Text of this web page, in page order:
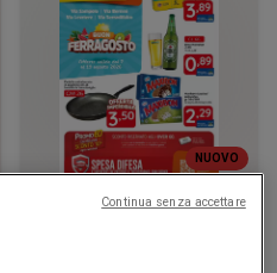
NUOVO
Famila Superstore
Continua senza accettare